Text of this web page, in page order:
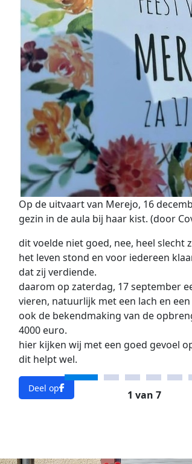
Op de uitvaart van Merejo, 16
gezin in de aula bij haar kist. (door
dit voelde niet goed, nee, heel slecht
het leven stond en voor iedereen
dat zij verdiende.
daarom op zaterdag, 17 september
vieren, natuurlijk met een lach en
ook de bekendmaking van de
4000 euro.
hier kijken wij met een goed gevoel
dit helpt wel.
Deel op
1 van 7